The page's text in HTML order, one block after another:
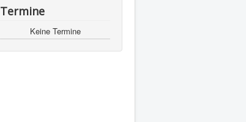
Termine
Keine Termine